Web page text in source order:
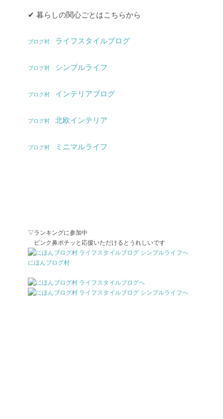
✔︎ 暮らしの関心ごとはこちらから
ブログ村 ライフスタイルブログ
ブログ村 シンプルライフ
ブログ村 インテリアブログ
ブログ村 北欧インテリア
ブログ村 ミニマルライフ
▽ランキングに参加中
ピンク鼻ポチッと応援いただけるとうれしいです
にほんブログ村